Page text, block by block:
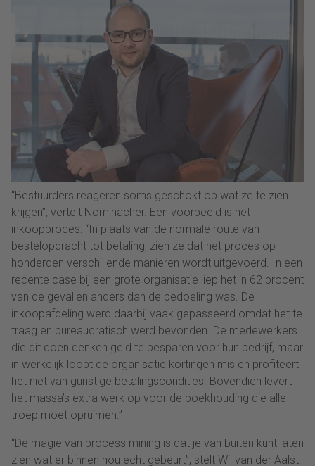
“Bestuurders reageren soms geschokt op wat ze te zien
krijgen”, vertelt Nominacher. Een voorbeeld is het
inkoopproces: “In plaats van de normale route van
bestelopdracht tot betaling, zien ze dat het proces op
honderden verschillende manieren wordt uitgevoerd. In een
recente case bij een grote organisatie liep het in 62 procent
van de gevallen anders dan de bedoeling was. De
inkoopafdeling werd daarbij vaak gepasseerd omdat het te
traag en bureaucratisch werd bevonden. De medewerkers
die dit doen denken geld te besparen voor hun bedrijf, maar
in werkelijk loopt de organisatie kortingen mis en profiteert
het niet van gunstige betalingscondities. Bovendien levert
het massa’s extra werk op voor de boekhouding die alle
troep moet opruimen.”
“De magie van process mining is dat je van buiten kunt laten
zien wat er binnen nou echt gebeurt”, stelt Wil van der Aalst.